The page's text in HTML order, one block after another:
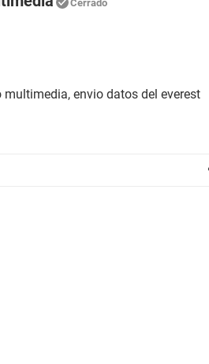
Cerrado
envio datos del everest